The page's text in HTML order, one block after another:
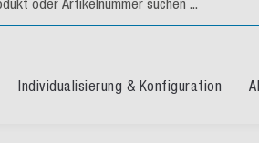
Individualisierung & Konfiguration